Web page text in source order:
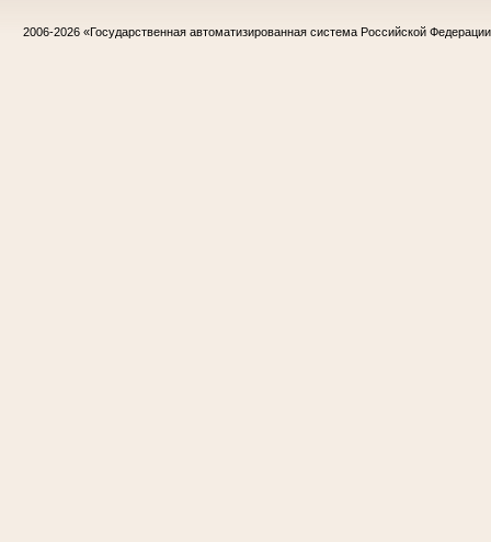
2006-2026 «Государственная автоматизированная система Российской